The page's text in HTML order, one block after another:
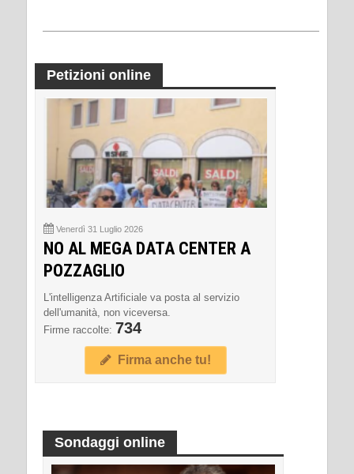
Petizioni online
Venerdì 31 Luglio 2026
NO AL MEGA DATA CENTER A
POZZAGLIO
L'intelligenza Artificiale va posta al servizio
dell'umanità, non viceversa.
Firme raccolte: 734
Firma anche tu!
Sondaggi online